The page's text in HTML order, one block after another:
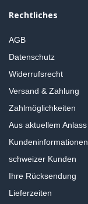
Rechtliches
AGB
Datenschutz
Widerrufsrecht
Versand & Zahlung
Zahlmöglichkeiten
Aus aktuellem Anlass
Kundeninformationen
schweizer Kunden
Ihre Rücksendung
Lieferzeiten